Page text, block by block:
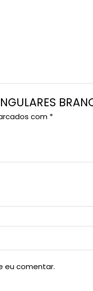
com *
eu comentar.